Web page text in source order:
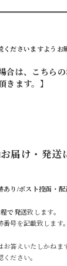
ださいますようお
合は、こちら
きます。】
届け・発送
り/ポスト投函・配
で発送致します。
号を記載致します。
答えいたしかねま
ださい。